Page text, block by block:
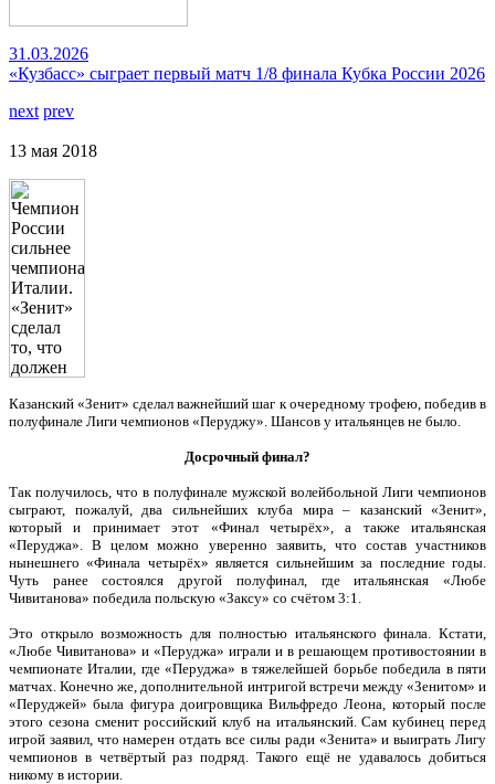
31.03.2026
«Кузбасс» сыграет первый матч 1/8 финала Кубка России 2026
next prev
13 мая 2018
Казанский «Зенит» сделал важнейший шаг к очередному трофею, победив в
полуфинале Лиги чемпионов «Перуджу». Шансов у итальянцев не было.
Досрочный финал?
Так получилось, что в полуфинале мужской волейбольной Лиги чемпионов
сыграют, пожалуй, два сильнейших клуба мира – казанский «Зенит»,
который и принимает этот «Финал четырёх», а также итальянская
«Перуджа». В целом можно уверенно заявить, что состав участников
нынешнего «Финала четырёх» является сильнейшим за последние годы.
Чуть ранее состоялся другой полуфинал, где итальянская «Любе
Чивитанова» победила польскую «Заксу» со счётом 3:1.
Это открыло возможность для полностью итальянского финала. Кстати,
«Любе Чивитанова» и «Перуджа» играли и в решающем противостоянии в
чемпионате Италии, где «Перуджа» в тяжелейшей борьбе победила в пяти
матчах. Конечно же, дополнительной интригой встречи между «Зенитом» и
«Перуджей» была фигура доигровщика Вильфредо Леона, который после
этого сезона сменит российский клуб на итальянский. Сам кубинец перед
игрой заявил, что намерен отдать все силы ради «Зенита» и выиграть Лигу
чемпионов в четвёртый раз подряд. Такого ещё не удавалось добиться
никому в истории.